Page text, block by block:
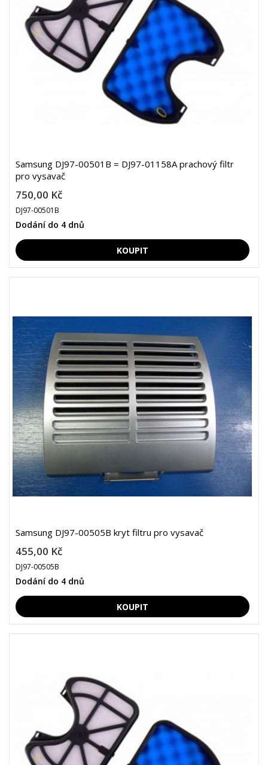
Samsung DJ97-00501B = DJ97-01158A prachový filtr
pro vysavač
750,00 Kč
DJ97-00501B
Dodání do 4 dnů
Samsung DJ97-00505B kryt filtru pro vysavač
455,00 Kč
DJ97-00505B
Dodání do 4 dnů